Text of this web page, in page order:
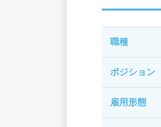
職種
ポジション
雇用形態